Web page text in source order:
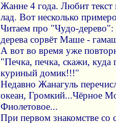
Жанне 4 года. Любит текст
лад. Вот несколько
Читаем про "Чудо-дерево":
дерева сорвёт Маше -
А вот во время уже
"Печка, печка, скажи, куда
куриный домик!!!"
Недавно Жанагуль
океан, Громкий...Чёрное
Фиолетовое...
При первом знакомстве со